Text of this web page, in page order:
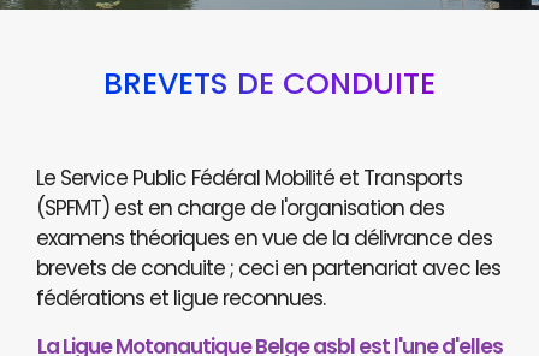
BREVETS DE CONDUITE
Le Service Public Fédéral Mobilité et Transports
(SPFMT) est en charge de l'organisation des
examens théoriques en vue de la délivrance des
brevets de conduite ; ceci en partenariat avec les
fédérations et ligue reconnues.
La Ligue Motonautique Belge asbl est l'une d'elles